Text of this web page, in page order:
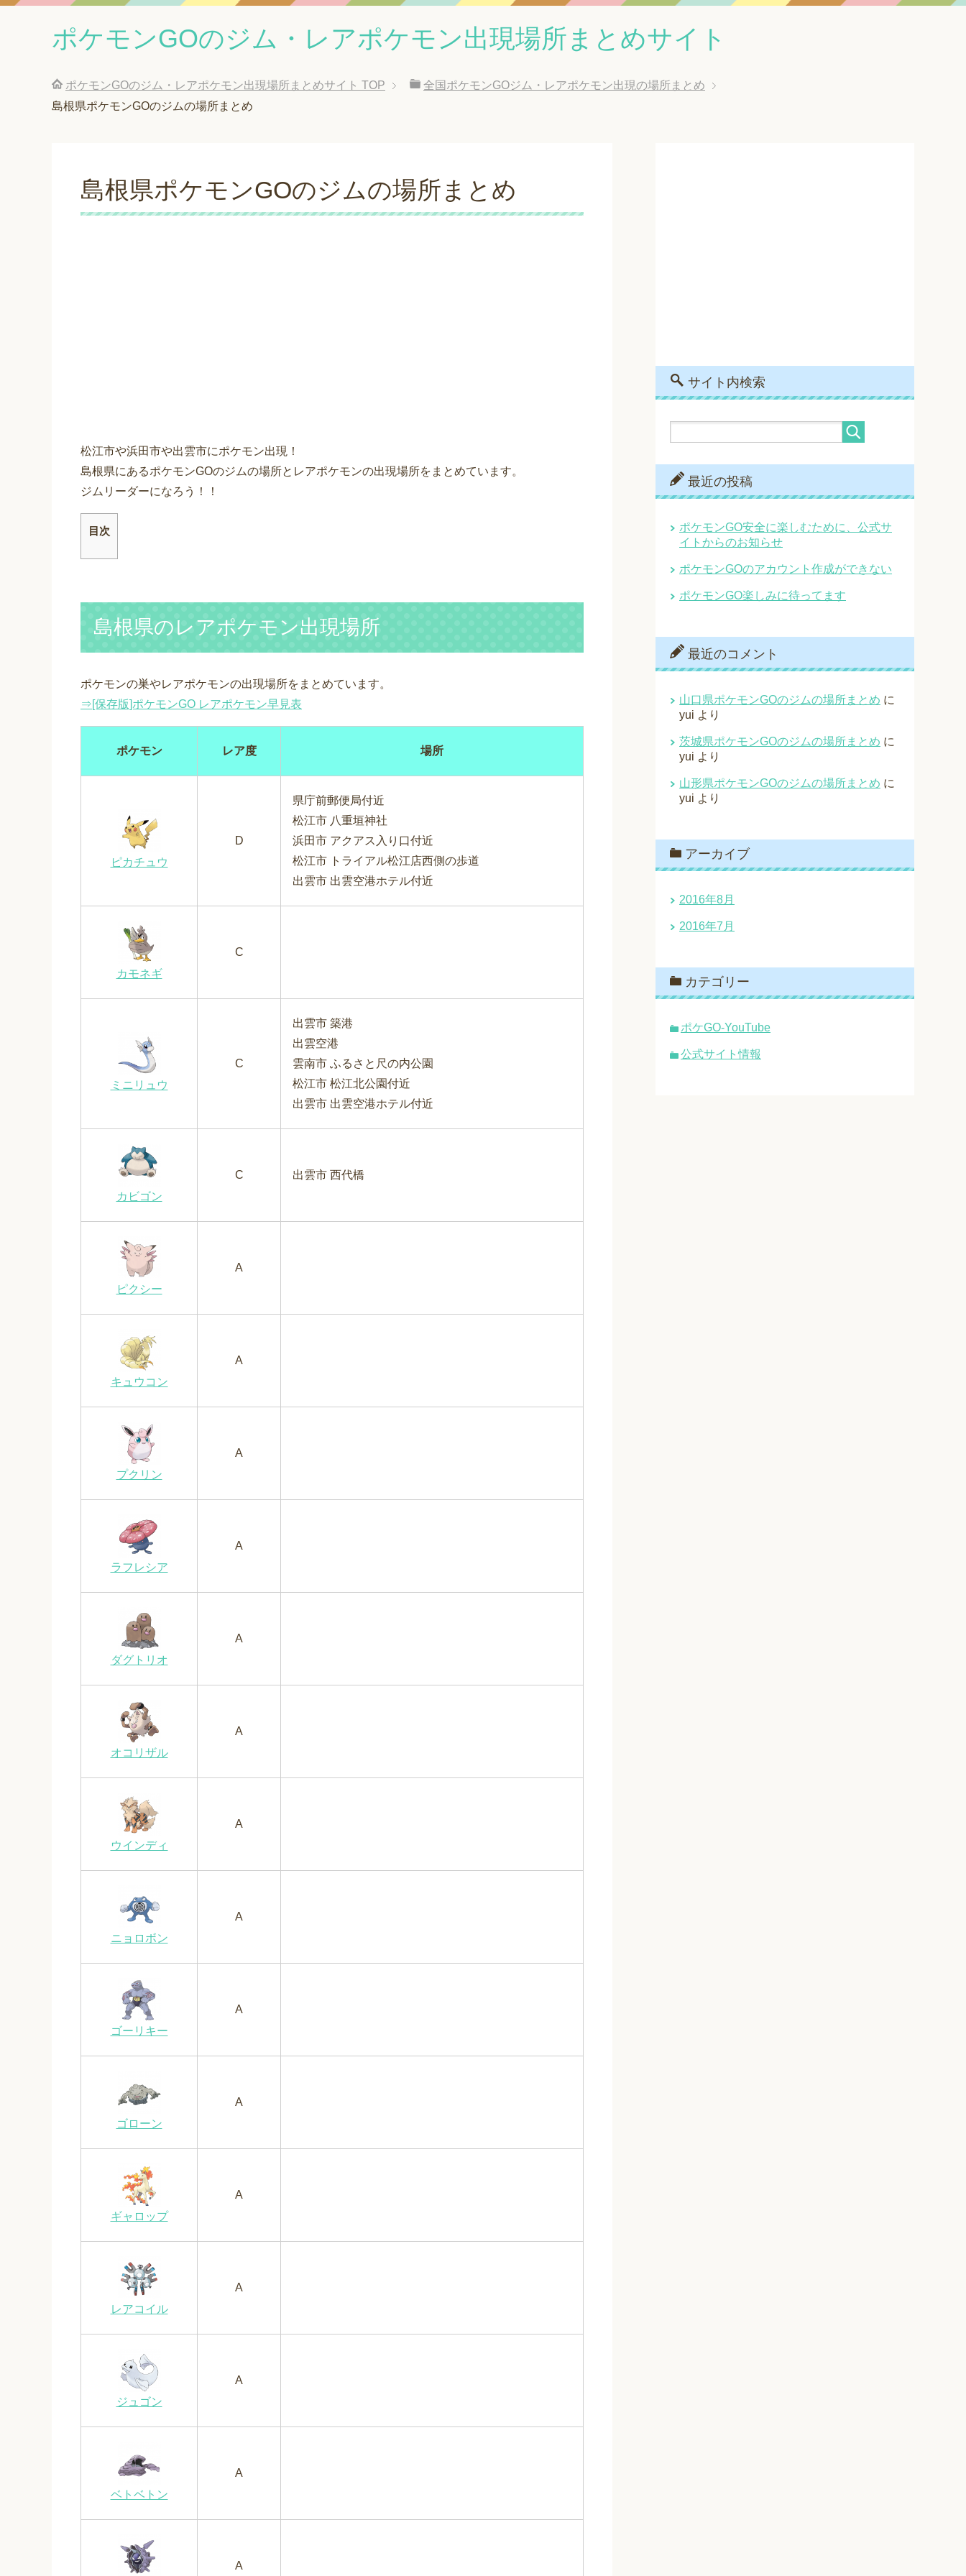
ポケモンGOのジム・レアポケモン出現場所まとめサイト
ポケモンGOのジム・レアポケモン出現場所まとめサイト TOP
全国ポケモンGOジム・レアポケモン出現の場所まとめ
島根県ポケモンGOのジムの場所まとめ
島根県ポケモンGOのジムの場所まとめ
松江市や浜田市や出雲市にポケモン出現！
島根県にあるポケモンGOのジムの場所とレアポケモンの出現場所をまとめています。
ジムリーダーになろう！！
目次
島根県のレアポケモン出現場所
ポケモンの巣やレアポケモンの出現場所をまとめています。
⇒[保存版]ポケモンGO レアポケモン早見表
ポケモン レア度 場所
ピカチュウ
D
県庁前郵便局付近
松江市 八重垣神社
浜田市 アクアス入り口付近
松江市 トライアル松江店西側の歩道
出雲市 出雲空港ホテル付近
カモネギ
C
ミニリュウ
C
出雲市 築港
出雲空港
雲南市 ふるさと尺の内公園
松江市 松江北公園付近
出雲市 出雲空港ホテル付近
カビゴン
C 出雲市 西代橋
ピクシー
A
キュウコン
A
プクリン
A
ラフレシア
A
ダグトリオ
A
オコリザル
A
ウインディ
A
ニョロボン
A
ゴーリキー
A
ゴローン
A
ギャロップ
A
レアコイル
A
ジュゴン
A
ベトベトン
A
A
サイト内検索
最近の投稿
ポケモンGO安全に楽しむために、公式サ
イトからのお知らせ
ポケモンGOのアカウント作成ができない
ポケモンGO楽しみに待ってます
最近のコメント
山口県ポケモンGOのジムの場所まとめ に
yui より
茨城県ポケモンGOのジムの場所まとめ に
yui より
山形県ポケモンGOのジムの場所まとめ に
yui より
アーカイブ
2016年8月
2016年7月
カテゴリー
ポケGO-YouTube
公式サイト情報